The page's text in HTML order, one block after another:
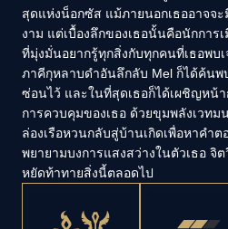
สุดแห่งน็อกซัส แม้ภายนอกเธออาจจ
งาม แต่เบื้องลึกของเธอนั้นคือนักการ
ที่มุ่งมั่นอยากรู้ทุกสิ่งกับทุกคนที่เธอพบ
ภาคีกุหลาบดำอันลึกลับ Mel ก็ได้ค้นพ
ซ่อนไว้ และในที่สุดเธอก็ได้เผชิญหน้
การควบคุมของเธอ ด้วยขุมพลังเวท
ล่องเรือหวนกลับสู่บ้านเกิดเพื่อหาคำ
พยายามบงการแสงสว่างในตัวเธอ
หยัดท้าทายสิ่งนี้ตลอดไป